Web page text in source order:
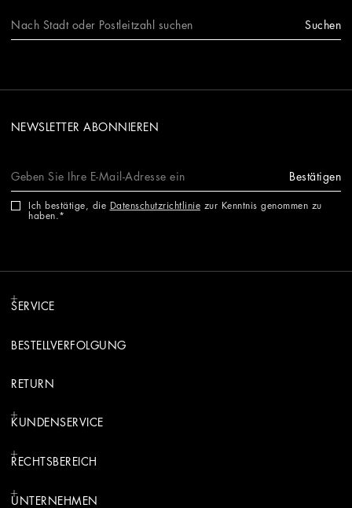
Suchen
NEWSLETTER ABONNIEREN
Bestätigen
Ich bestätige, die Datenschutzrichtlinie zur Kenntnis genommen zu
haben.
SERVICE
BESTELLVERFOLGUNG
RETURN
KUNDENSERVICE
RECHTSBEREICH
UNTERNEHMEN